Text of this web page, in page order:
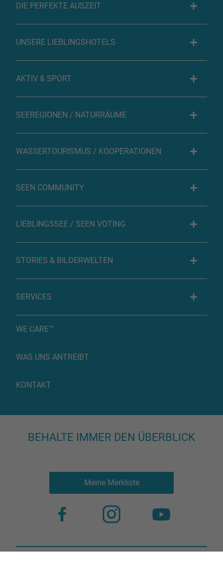
DIE PERFEKTE AUSZEIT
UNSERE LIEBLINGSHOTELS
AKTIV & SPORT
SEEREGIONEN / NATURRÄUME
WASSERTOURISMUS / KOOPERATIONEN
SEEN COMMUNITY
LIEBLINGSSEE / SEEN VOTING
STORIES & BILDERWELTEN
SERVICES
WE CARE™
WAS UNS ANTREIBT
KONTAKT
BEHALTE IMMER DEN ÜBERBLICK
Meine Merkliste